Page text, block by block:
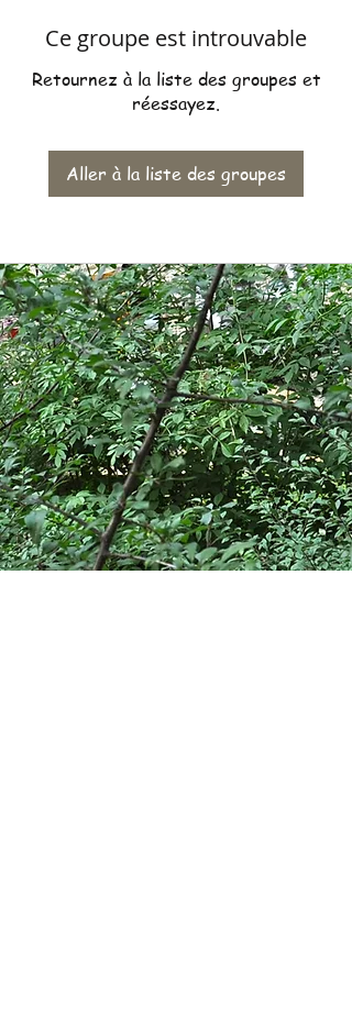
Ce groupe est introuvable
Retournez à la liste des groupes et
réessayez.
Aller à la liste des groupes